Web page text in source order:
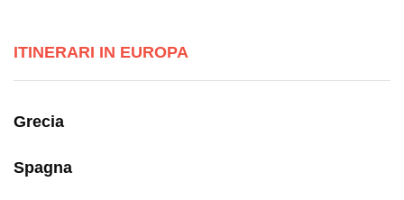
ITINERARI IN EUROPA
Grecia
Spagna